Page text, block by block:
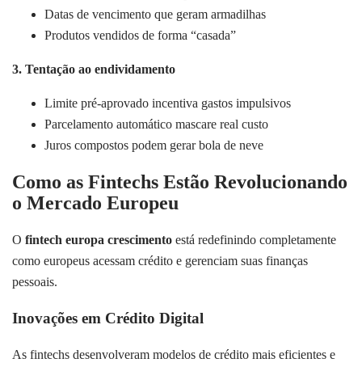
Datas de vencimento que geram armadilhas
Produtos vendidos de forma “casada”
3. Tentação ao endividamento
Limite pré-aprovado incentiva gastos impulsivos
Parcelamento automático mascare real custo
Juros compostos podem gerar bola de neve
Como as Fintechs Estão Revolucionando
o Mercado Europeu
O fintech europa crescimento está redefinindo completamente
como europeus acessam crédito e gerenciam suas finanças
pessoais.
Inovações em Crédito Digital
As fintechs desenvolveram modelos de crédito mais eficientes e